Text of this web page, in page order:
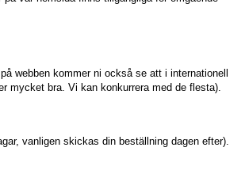
webben kommer ni också se att i internationell
mycket bra. Vi kan konkurrera med de flesta).
vanligen skickas din beställning dagen efter).